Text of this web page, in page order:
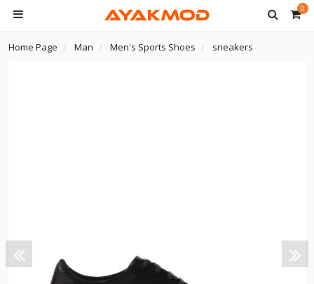
0
Home Page Man Men's Sports Shoes sneakers